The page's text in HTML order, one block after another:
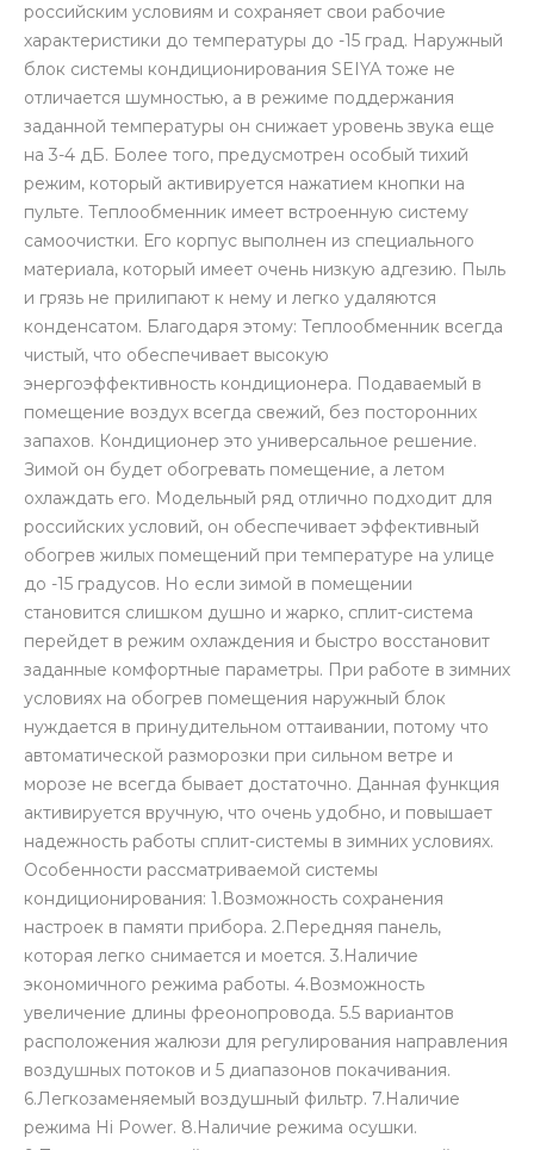
российским условиям и сохраняет свои рабочие
характеристики до температуры до -15 град. Наружный
блок системы кондиционирования SEIYA тоже не
отличается шумностью, а в режиме поддержания
заданной температуры он снижает уровень звука еще
на 3-4 дБ. Более того, предусмотрен особый тихий
режим, который активируется нажатием кнопки на
пульте. Теплообменник имеет встроенную систему
самоочистки. Его корпус выполнен из специального
материала, который имеет очень низкую адгезию. Пыль
и грязь не прилипают к нему и легко удаляются
конденсатом. Благодаря этому: Теплообменник всегда
чистый, что обеспечивает высокую
энергоэффективность кондиционера. Подаваемый в
помещение воздух всегда свежий, без посторонних
запахов. Кондиционер это универсальное решение.
Зимой он будет обогревать помещение, а летом
охлаждать его. Модельный ряд отлично подходит для
российских условий, он обеспечивает эффективный
обогрев жилых помещений при температуре на улице
до -15 градусов. Но если зимой в помещении
становится слишком душно и жарко, сплит-система
перейдет в режим охлаждения и быстро восстановит
заданные комфортные параметры. При работе в зимних
условиях на обогрев помещения наружный блок
нуждается в принудительном оттаивании, потому что
автоматической разморозки при сильном ветре и
морозе не всегда бывает достаточно. Данная функция
активируется вручную, что очень удобно, и повышает
надежность работы сплит-системы в зимних условиях.
Особенности рассматриваемой системы
кондиционирования: 1.Возможность сохранения
настроек в памяти прибора. 2.Передняя панель,
которая легко снимается и моется. 3.Наличие
экономичного режима работы. 4.Возможность
увеличение длины фреонопровода. 5.5 вариантов
расположения жалюзи для регулирования направления
воздушных потоков и 5 диапазонов покачивания.
6.Легкозаменяемый воздушный фильтр. 7.Наличие
режима Hi Power. 8.Наличие режима осушки.